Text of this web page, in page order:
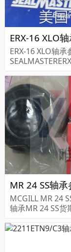
ERX-16 XLO轴承
MR 24 SS轴
MCGILL MR 24
轴承MR 24 SS货